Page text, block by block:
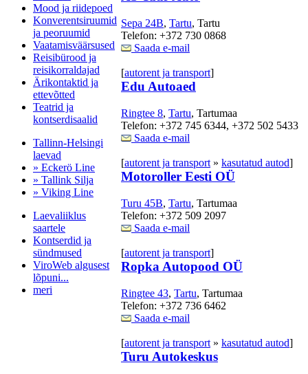
Mood ja riidepoed
Konverentsiruumid
ja peoruumid
Vaatamisväärsused
Reisibürood ja
reisikorraldajad
Ärikontaktid ja
ettevõtted
Teatrid ja
kontserdisaalid
Tallinn-Helsingi
laevad
» Eckerö Line
» Tallink Silja
» Viking Line
Laevaliiklus
saartele
Kontserdid ja
sündmused
ViroWeb algusest
lõpuni...
meri
Sepa 24B, Tartu, Tartu
Telefon: +372 730 0868
Saada e-mail
[autorent ja transport]
Edu Autoaed
Ringtee 8, Tartu, Tartumaa
Telefon: +372 745 6344, +372 502 5433
Saada e-mail
[autorent ja transport» kasutatud autod]
Motoroller Eesti OÜ
Turu 45B, Tartu, Tartumaa
Telefon: +372 509 2097
Saada e-mail
[autorent ja transport]
Ropka Autopood OÜ
Ringtee 43, Tartu, Tartumaa
Telefon: +372 736 6462
Saada e-mail
[autorent ja transport» kasutatud autod]
Turu Autokeskus